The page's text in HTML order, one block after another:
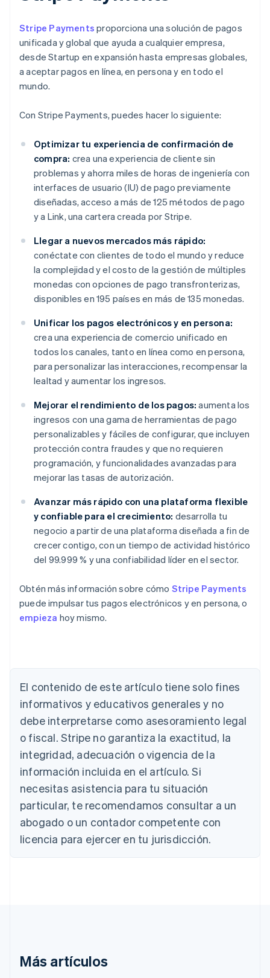
Stripe Payments proporciona una solución de pagos
unificada y global que ayuda a cualquier empresa,
desde Startup en expansión hasta empresas globales,
a aceptar pagos en línea, en persona y en todo el
mundo.
Con Stripe Payments, puedes hacer lo siguiente:
Optimizar tu experiencia de confirmación de
compra: crea una experiencia de cliente sin
problemas y ahorra miles de horas de ingeniería con
interfaces de usuario (IU) de pago previamente
diseñadas, acceso a más de 125 métodos de pago
y a Link, una cartera creada por Stripe.
Llegar a nuevos mercados más rápido:
conéctate con clientes de todo el mundo y reduce
la complejidad y el costo de la gestión de múltiples
monedas con opciones de pago transfronterizas,
disponibles en 195 países en más de 135 monedas.
Unificar los pagos electrónicos y en persona:
crea una experiencia de comercio unificado en
todos los canales, tanto en línea como en persona,
para personalizar las interacciones, recompensar la
lealtad y aumentar los ingresos.
Mejorar el rendimiento de los pagos: aumenta los
ingresos con una gama de herramientas de pago
personalizables y fáciles de configurar, que incluyen
protección contra fraudes y que no requieren
programación, y funcionalidades avanzadas para
mejorar las tasas de autorización.
Avanzar más rápido con una plataforma flexible
y confiable para el crecimiento: desarrolla tu
negocio a partir de una plataforma diseñada a fin de
crecer contigo, con un tiempo de actividad histórico
del 99.999 % y una confiabilidad líder en el sector.
Obtén más información sobre cómo Stripe Payments
puede impulsar tus pagos electrónicos y en persona, o
empieza hoy mismo.
El contenido de este artículo tiene solo fines
informativos y educativos generales y no
debe interpretarse como asesoramiento legal
o fiscal. Stripe no garantiza la exactitud, la
integridad, adecuación o vigencia de la
información incluida en el artículo. Si
necesitas asistencia para tu situación
particular, te recomendamos consultar a un
abogado o un contador competente con
licencia para ejercer en tu jurisdicción.
Más artículos
DeutschEnglish
English
Austria
DeutschEnglish
Bélgica
Nederlands FrançaisDeutschEnglish
Brasil
Bulgaria
English
Canadá
EnglishFrançais
China continental
Eslovaquia